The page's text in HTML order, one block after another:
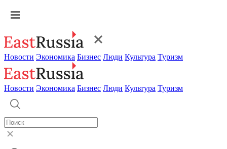
Новости Экономика Бизнес Люди Культура Туризм
Новости Экономика Бизнес Люди Культура Туризм